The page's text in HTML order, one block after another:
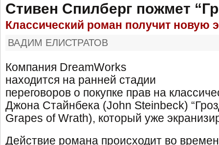
Стивен Спилберг пожмет
Классический роман получит новую
ВАДИМ ЕЛИСТРАТОВ
Компания DreamWorks
находится на ранней стадии
переговоров о покупке прав на
Джона Стайнбека (John Steinbeck)
Grapes of Wrath), который уже
Действие романа происходит во